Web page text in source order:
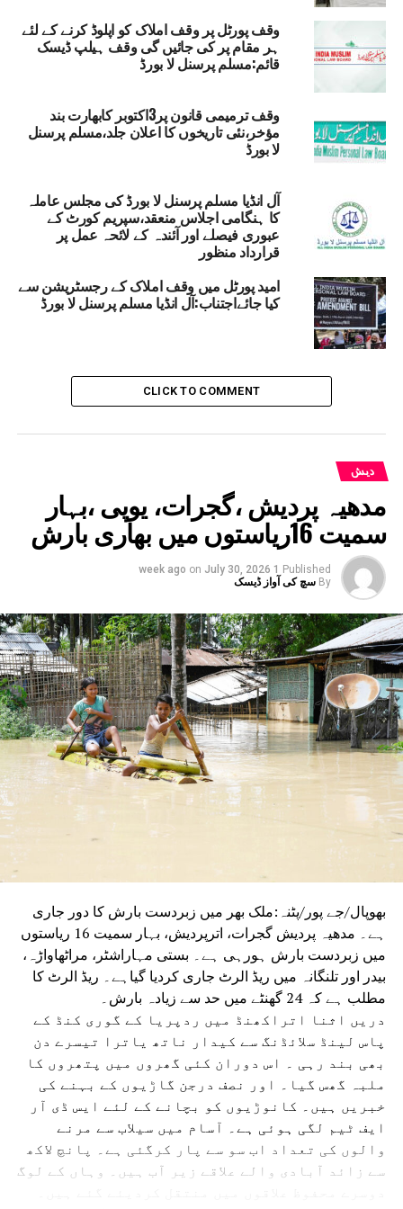
MAULANA KHALID SAIFULLAH RAHMANI
معین الدین چشتی لینگویج یونیورسٹی میں نیشنل
اینڈ ایکریڈیٹیشن کونسل ٹیم کا معائنہ مکمل
آج کی سیاست میں نفرت اور جھوٹ کا غلبہ : اوم کار
سنگھ
وقف پورٹل پر وقف املاک کو اپلوڈ کرنے کے لئے
ہر مقام پر کی جائیں گی وقف ہیلپ ڈیسک
قائم:مسلم پرسنل لا بورڈ
وقف ترمیمی قانون پر3اکتوبر کابھارت بند
مؤخر،نئی تاریخوں کا اعلان جلد،مسلم پرسنل
لا بورڈ
آل انڈیا مسلم پرسنل لا بورڈ کی مجلس عاملہ
کا ہنگامی اجلاس منعقد،سپریم کورٹ کے
عبوری فیصلے اور آئندہ کے لائحہ عمل پر
قرارداد منظور
امید پورٹل میں وقف املاک کے رجسٹریشن سے
کیا جائےاجتناب:آل انڈیا مسلم پرسنل لا بورڈ
CLICK TO COMMENT
دیش
مدھیہ پردیش ،گجرات، یوپی ،بہار
سمیت 16ریاستوں میں بھاری بارش
Published
1 week ago
on July 30, 2026
By سچ کی آواز ڈیسک
بھوپال/جے پور/پٹنہ:ملک بھر میں زبردست بارش کا دور جاری
ہے۔ مدھیہ پردیش گجرات، اترپردیش، بہار سمیت 16 ریاستوں
میں زبردست بارش ہورہی ہے۔ بستی مہاراشٹر، مراٹھاواڑہ،
بیدر اور تلنگانہ میں ریڈ الرٹ جاری کردیا گیاہے۔ ریڈ الرٹ کا
مطلب ہے کہ 24 گھنٹے میں حد سے زیادہ بارش۔
دریں اثنا اتراکھنڈ میں ردپریا کے گوری کنڈ کے
پاس لینڈ سلائڈنگ سے کیدار ناتھ یاترا تیسرے دن
بھی بند رہی ۔ اس دوران کئی گھروں میں پتھروں کا
ملبہ گھس گیا۔ اور نصف درجن گاڑیوں کے بہنے کی
خبریں ہیں۔ کانوڑیوں کو بچانے کے لئے ایس ڈی آر
ایف ٹیم لگی ہوئی ہے۔ آسام میں سیلاب سے مرنے
والوں کی تعداد اب سو سے پار کرگئی ہے۔ پانچ لاکھ
سے زائد آبادی والے علاقے زیر آب ہیں۔ وہاں کے لوگ